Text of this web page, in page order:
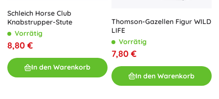
Schleich Horse Club
Knabstrupper-Stute
Vorrätig
8,80 €
In den Warenkorb
Thomson-Gazellen Figur WILD
LIFE
Vorrätig
7,80 €
In den Warenkorb